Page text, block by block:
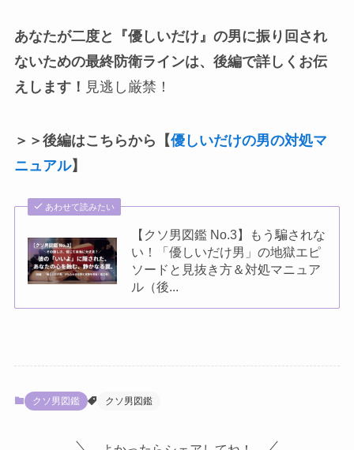
あなたが二度と『優しいだけ』の男に振り回され
ないための最終防衛ラインは、後編で詳しくお伝
えします！ 見逃し厳禁！
＞＞後編はこちらから【優しいだけの男の対処マ
ニュアル】
あわせて読みたい
【クソ男図鑑 No.3】もう騙されな
い！「優しいだけ男」の地獄エピ
ソードと見抜き方＆対処マニュア
ル（後...
クソ男図鑑 クソ男図鑑